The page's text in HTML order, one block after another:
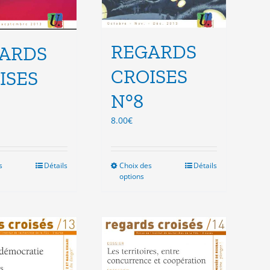
variations.
Les
options
peuvent
Détails
REGARDS
CROISES
N°8
8.00€
Choix des
options
variations.
Les
peuvent
Détails